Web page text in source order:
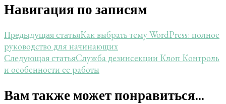
Навигация по записям
Предыдущая статьяКак выбрать тему WordPress: полное
руководство для начинающих
Следующая статьяСлужба дезинсекции Клоп Контроль
и особенности ее работы
Вам также может понравиться...